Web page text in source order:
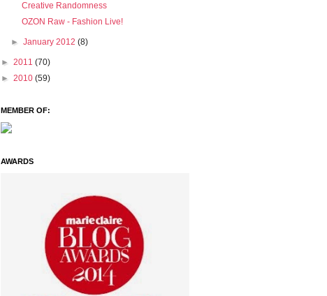
Creative Randomness
OΖΟΝ Raw - Fashion Live!
►January 2012(8)
► 2011 (70)
► 2010 (59)
MEMBER OF:
AWARDS